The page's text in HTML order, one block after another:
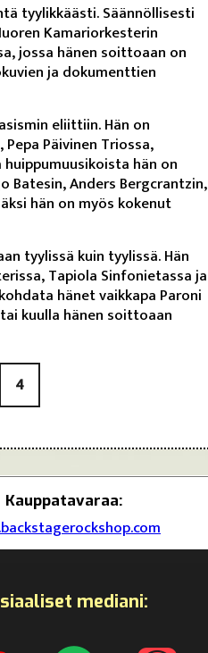
tyylikkäästi. Säännöllisesti
Kamariorkesterin
jossa hänen soittoaan on
ja dokumenttien
eliittiin. Hän on
Päivinen Triossa,
hän on
Batesin, Anders Bergcrantzin,
hän on myös kokenut
tyylissä kuin tyylissä. Hän
Tapiola Sinfonietassa ja
hänet vaikkapa Paroni
kuulla hänen soittoaan
4
Kauppatavaraa:
mediani: